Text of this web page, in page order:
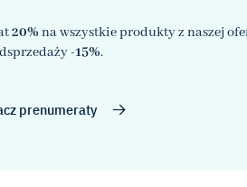
20% na wszystkie produkty z naszej
-15%.
prenumeraty